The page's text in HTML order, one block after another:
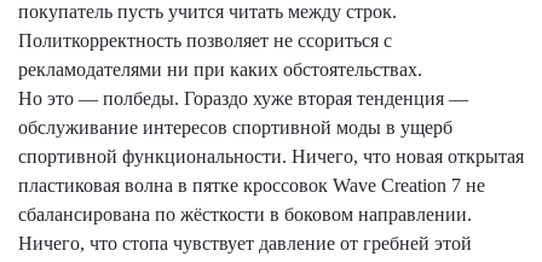
покупатель пусть учится читать между строк.
Политкорректность позволяет не ссориться с
рекламодателями ни при каких обстоятельствах.
Но это — полбеды. Гораздо хуже вторая тенденция —
обслуживание интересов спортивной моды в ущерб
спортивной функциональности. Ничего, что новая открытая
пластиковая волна в пятке кроссовок Wave Creation 7 не
сбалансирована по жёсткости в боковом направлении.
Ничего, что стопа чувствует давление от гребней этой